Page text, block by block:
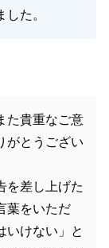
た。
た貴重なご意
がとうござい
を差し上げた
葉をいただ
いけない」と